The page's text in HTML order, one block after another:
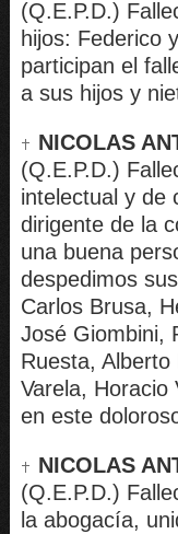
(Q.E.P.D.)
hijos: Federico
participan el
a sus hijos y
NICOLAS
(Q.E.P.D.)
intelectual y de
dirigente de la
una buena
despedimos
Carlos Brusa,
José Giombini,
Ruesta,
Varela, Horacio
en este
NICOLAS
(Q.E.P.D.)
la abogacía,